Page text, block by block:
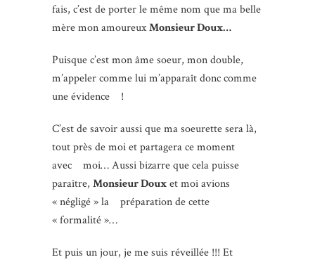
fais, c’est de porter le même nom que ma belle
mère mon amoureuxMonsieur Doux…
Puisque c’est mon âme soeur, mon double,
m’appeler comme lui m’apparaît donc comme
une évidence !
C’est de savoir aussi que ma soeurette sera là,
tout près de moi et partagera ce moment
avec moi… Aussi bizarre que cela puisse
paraître, Monsieur Douxet moi avions
« négligé » la préparation de cette
« formalité »…
Et puis un jour, je me suis réveillée !!! Et